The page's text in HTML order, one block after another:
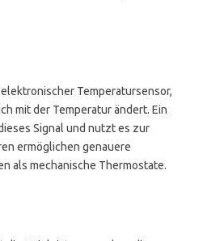
Temperatursensor,
mit der Temperatur ändert. Ein
Signal und nutzt es zur
ermöglichen genauere
als mechanische Thermostate.